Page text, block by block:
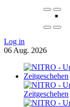
Log in
06 Aug. 2026